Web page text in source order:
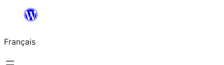
contenu
Français